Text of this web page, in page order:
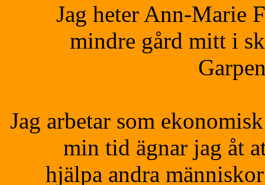
Jag heter Ann-Marie
mindre gård mitt i
Jag arbetar som
min tid ägnar jag åt
hjälpa andra